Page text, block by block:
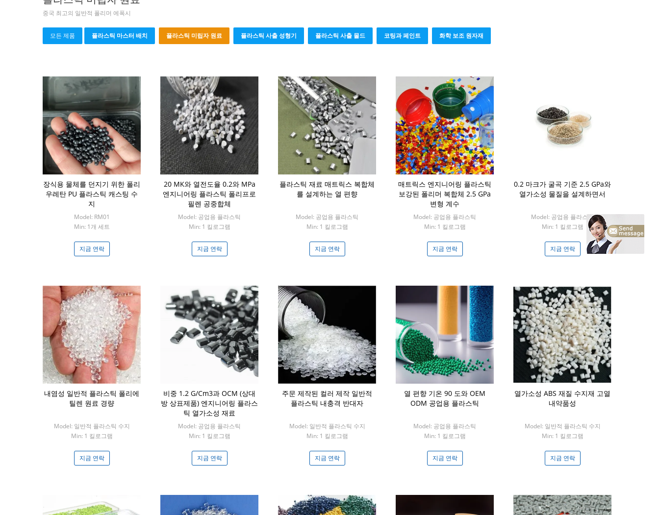
중국 최고의 일반적 폴리머 에폭시
모든 제품 플라스틱 마스터 배치 플라스틱 미립자 원료 플라스틱 사출 성형기 플라스틱 사출 몰드 코팅과 페인트 화학 보조 원자재
장식용 물체를 던지기 위한 폴리
우레탄 PU 플라스틱 캐스팅 수
지
Model: RM01
Min: 1개 세트
지금 연락
20 MK와 열전도율 0.2와 MPa
엔지니어링 플라스틱 폴리프로
필렌 공중합체
Model: 공업용 플라스틱
Min: 1 킬로그램
지금 연락
플라스틱 재료 매트릭스 복합체
를 설계하는 열 편향
Model: 공업용 플라스틱
Min: 1 킬로그램
지금 연락
매트릭스 엔지니어링 플라스틱
보강된 폴리머 복합체 2.5 GPa
변형 계수
Model: 공업용 플라스틱
Min: 1 킬로그램
지금 연락
0.2 마크가 굴곡 기준 2.5 GPa와
열가소성 물질을 설계하면서
Model: 공업용 플라스틱
Min: 1 킬로그램
지금 연락
내염성 일반적 플라스틱 폴리에
틸렌 원료 경량
Model: 일반적 플라스틱 수지
Min: 1 킬로그램
지금 연락
비중 1.2 G/Cm3과 OCM (상대
방 상표제품) 엔지니어링 플라스
틱 열가소성 재료
Model: 공업용 플라스틱
Min: 1 킬로그램
지금 연락
주문 제작된 컬러 제작 일반적
플라스틱 내충격 반대자
Model: 일반적 플라스틱 수지
Min: 1 킬로그램
지금 연락
열 편향 기온 90 도와 OEM
ODM 공업용 플라스틱
Model: 공업용 플라스틱
Min: 1 킬로그램
지금 연락
열가소성 ABS 재질 수지재 고열
내약품성
Model: 일반적 플라스틱 수지
Min: 1 킬로그램
지금 연락